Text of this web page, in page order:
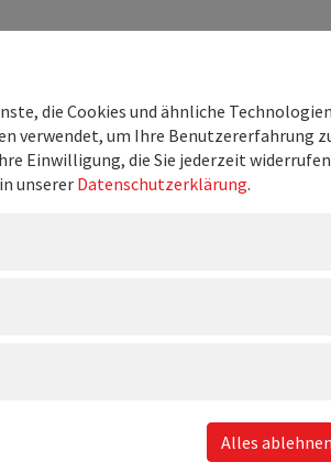
die Cookies und ähnliche
verwendet, um Ihre Benutzererfahrung
Einwilligung, die Sie jederzeit
unserer Datenschutzerklärung.
Alles ablehnen